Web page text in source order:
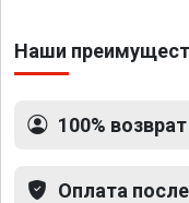
Наши
100%
Оплата